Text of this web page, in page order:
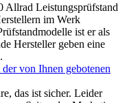
Allrad Leistungsprüfstand
im Werk
ist er als
Hersteller geben eine
von Ihnen gebotenen
das ist sicher. Leider